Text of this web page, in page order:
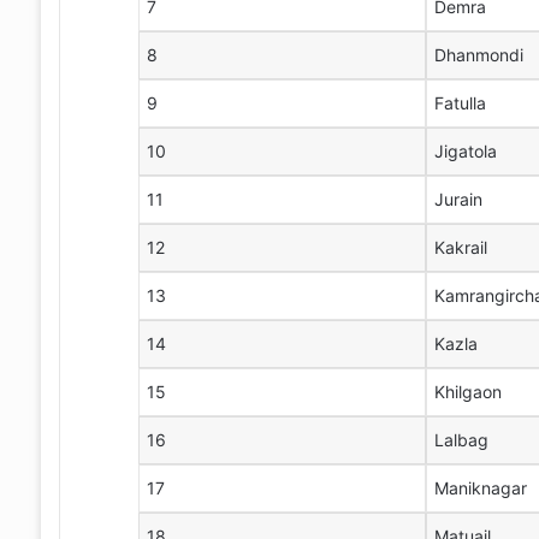
7 Demra
8 Dhanmondi
9 Fatulla
10 Jigatola
11 Jurain
12 Kakrail
13
14 Kazla
15 Khilgaon
16 Lalbag
17 Maniknagar